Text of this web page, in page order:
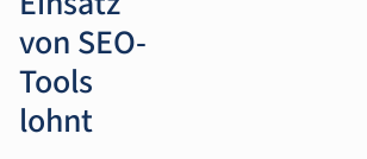
von SEO-
Tools
lohnt